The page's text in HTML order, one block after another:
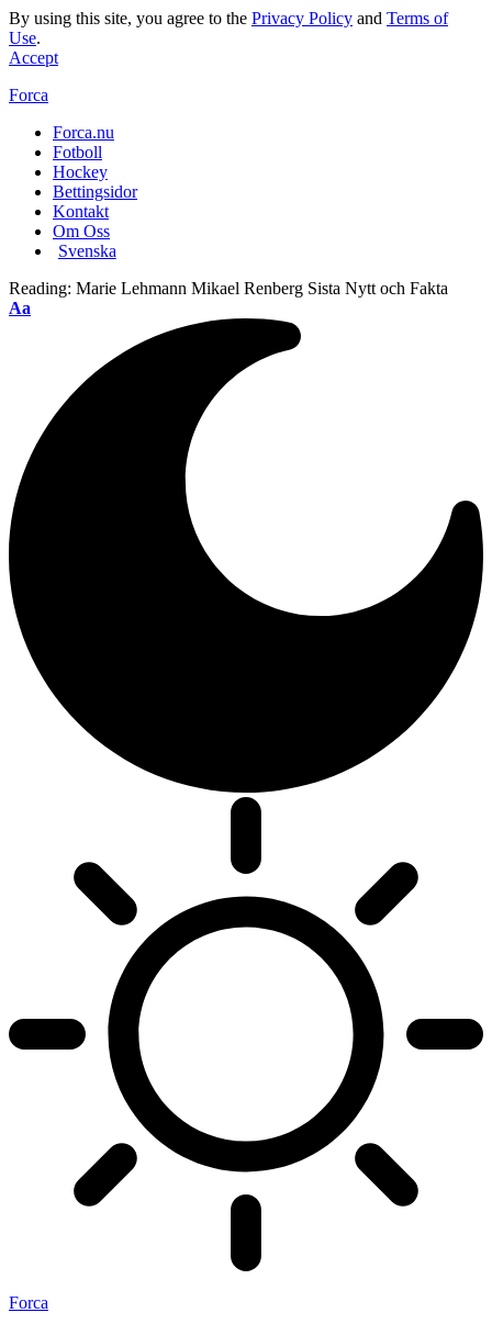
By using this site, you agree to the Privacy Policy and Terms of
Use.
Accept
Forca
Forca.nu
Fotboll
Hockey
Bettingsidor
Kontakt
Om Oss
Svenska
Reading: Marie Lehmann Mikael Renberg Sista Nytt och Fakta
Aa
Forca